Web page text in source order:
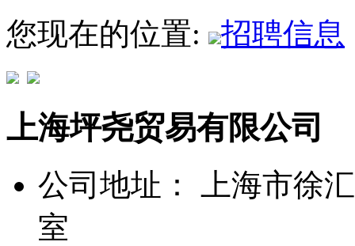
您现在的位置: 招聘信息
上海坪尧贸易有限公司
公司地址：
上海市徐
室